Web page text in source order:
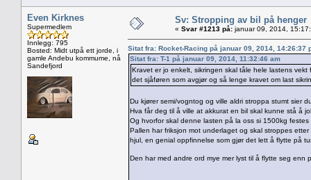
Even Kirknes
Supermedlem
Innlegg: 795
Bosted: Midt utpå ett jorde, i
gamle Andebu kommume, nå
Sandefjord
Sv: Stropping av bil på henger
« Svar #1213 på: januar 09, 2014,
Sitat fra: Rocket-Racing på januar 09, 2014, 14:26:37
Sitat fra: T-1 på januar 09, 2014, 11:32:46 am
Kravet er jo enkelt, sikringen skal tåle hele lastens
det sjåføren som avgjør og så lenge kravet om last
Du kjører semi/vogntog og ville aldri stroppa stumt sier
Hva får deg til å ville at akkurat en bil skal kunne stå å
Og hvorfor skal denne lasten på la oss si 1500kg
Pallen har friksjon mot underlaget og skal stroppes
hjul, en genial oppfinnelse som gjør det lett å flytte på
Den har med andre ord mye mer lyst til å flytte seg